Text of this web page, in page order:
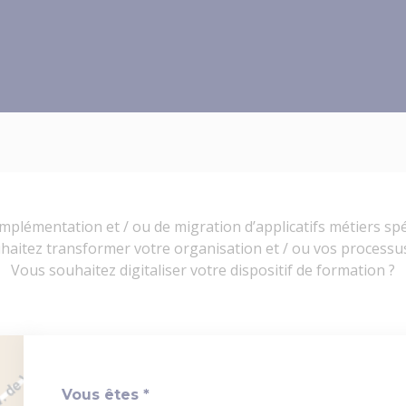
et / ou de migration d’applicatifs métiers
transformer votre organisation et / ou vos
Vous souhaitez digitaliser votre dispositif de formation ?
Vous êtes *